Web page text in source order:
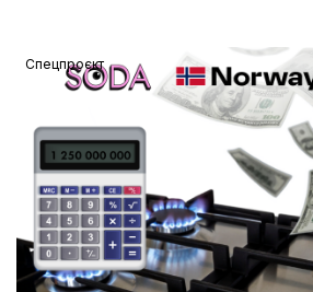
Спецпроєкт